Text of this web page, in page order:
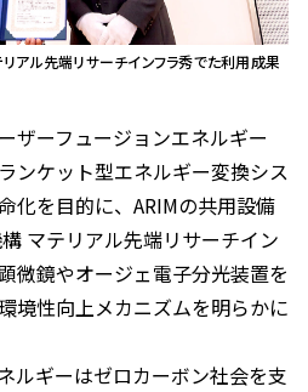
アル先端リサーチインフラ秀でた利用成果
ザーフュージョンエネルギー
ンケット型エネルギー変換シス
化を目的に、ARIMの共用設備
マテリアル先端リサーチイン
微鏡やオージェ電子分光装置を
境性向上メカニズムを明らかに
ルギーはゼロカーボン社会を支